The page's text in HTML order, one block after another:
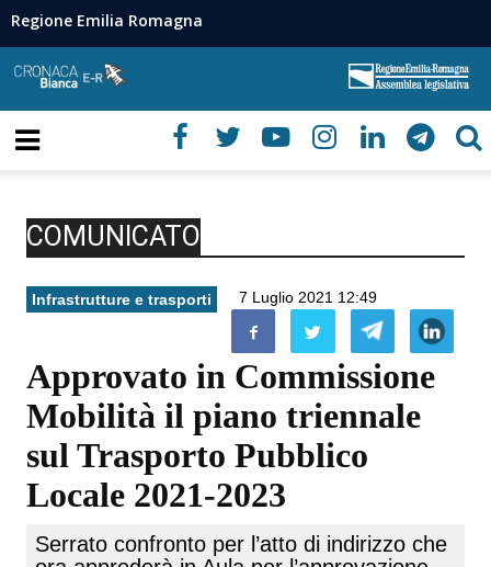
Regione Emilia Romagna
COMUNICATO
Infrastrutture e trasporti 7 Luglio 2021 12:49
Approvato in Commissione
Mobilità il piano triennale
sul Trasporto Pubblico
Locale 2021-2023
Serrato confronto per l’atto di indirizzo che